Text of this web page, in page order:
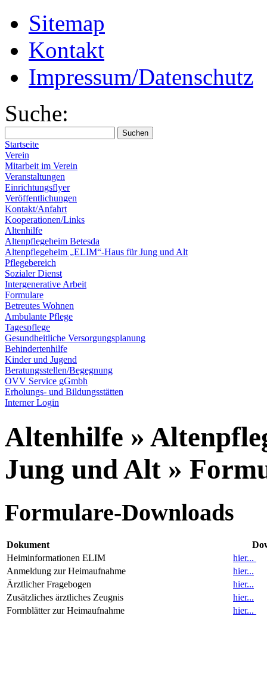
Sitemap
Kontakt
Impressum/Datenschutz
Suche:
Startseite
Verein
Mitarbeit im Verein
Veranstaltungen
Einrichtungsflyer
Veröffentlichungen
Kontakt/Anfahrt
Kooperationen/Links
Altenhilfe
Altenpflegeheim Betesda
Altenpflegeheim „ELIM“-Haus für Jung und Alt
Pflegebereich
Sozialer Dienst
Intergenerative Arbeit
Formulare
Betreutes Wohnen
Ambulante Pflege
Tagespflege
Gesundheitliche Versorgungsplanung
Behindertenhilfe
Kinder und Jugend
Beratungsstellen/Begegnung
OVV Service gGmbh
Erholungs- und Bildungsstätten
Interner Login
Altenhilfe »
Jung und Alt »
Formulare-Downloads
Dokument
Heiminformationen ELIM
hier...
Anmeldung zur Heimaufnahme
hier...
Ärztlicher Fragebogen
hier...
Zusätzliches ärztliches Zeugnis
hier...
Formblätter zur Heimaufnahme
hier...